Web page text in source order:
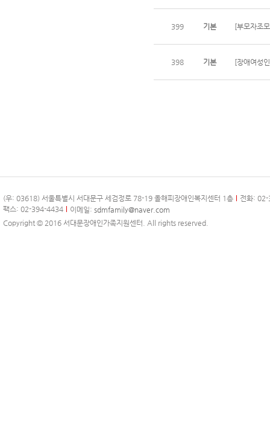
399 기본 [부모자조
398 기본 [장애여성
(우: 03618) 서울특별시 서대문구 세검정로 78-19 올해피장애인복지센터 1층
전화:
팩스: 02-394-4434
이메일: sdmfamily@naver.com
Copyright © 2016 서대문장애인가족지원센터. All rights reserved.